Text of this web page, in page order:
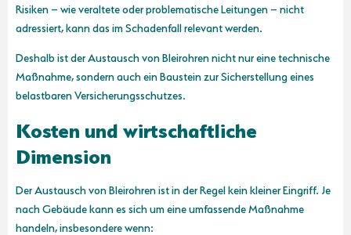
Risiken – wie veraltete oder problematische Leitungen – nicht
adressiert, kann das im Schadenfall relevant werden.
Deshalb ist der Austausch von Bleirohren nicht nur eine technische
Maßnahme, sondern auch ein Baustein zur Sicherstellung eines
belastbaren Versicherungsschutzes.
Kosten und wirtschaftliche
Dimension
Der Austausch von Bleirohren ist in der Regel kein kleiner Eingriff. Je
nach Gebäude kann es sich um eine umfassende Maßnahme
handeln, insbesondere wenn: